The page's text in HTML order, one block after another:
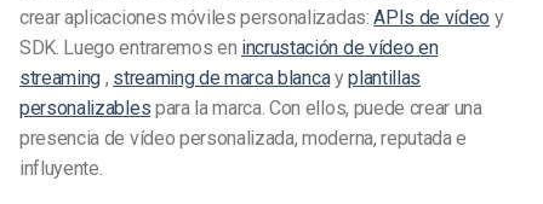
crear aplicaciones móviles personalizadas:APIs de vídeo y
SDK. Luego entraremos en incrustación de vídeo en
streaming , streaming de marca blanca yplantillas
personalizables para la marca. Con ellos, puede crear una
presencia de vídeo personalizada, moderna, reputada e
influyente.